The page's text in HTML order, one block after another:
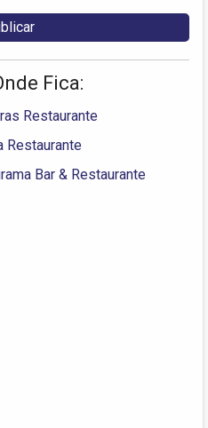
Fica:
Restaurante
Restaurante
Bar & Restaurante